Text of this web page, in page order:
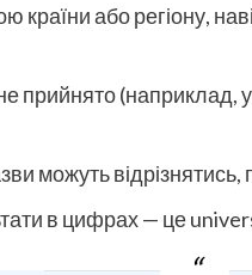
або регіону,
прийнято (наприклад,
можуть відрізнятись,
в цифрах — це